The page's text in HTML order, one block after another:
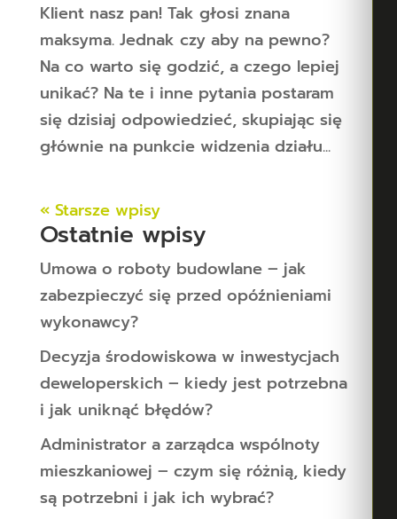
Klient nasz pan! Tak głosi znana
maksyma. Jednak czy aby na pewno?
Na co warto się godzić, a czego lepiej
unikać? Na te i inne pytania postaram
się dzisiaj odpowiedzieć, skupiając się
głównie na punkcie widzenia działu...
« Starsze wpisy
Ostatnie wpisy
Umowa o roboty budowlane – jak
zabezpieczyć się przed opóźnieniami
wykonawcy?
Decyzja środowiskowa w inwestycjach
deweloperskich – kiedy jest potrzebna
i jak uniknąć błędów?
Administrator a zarządca wspólnoty
mieszkaniowej – czym się różnią, kiedy
są potrzebni i jak ich wybrać?